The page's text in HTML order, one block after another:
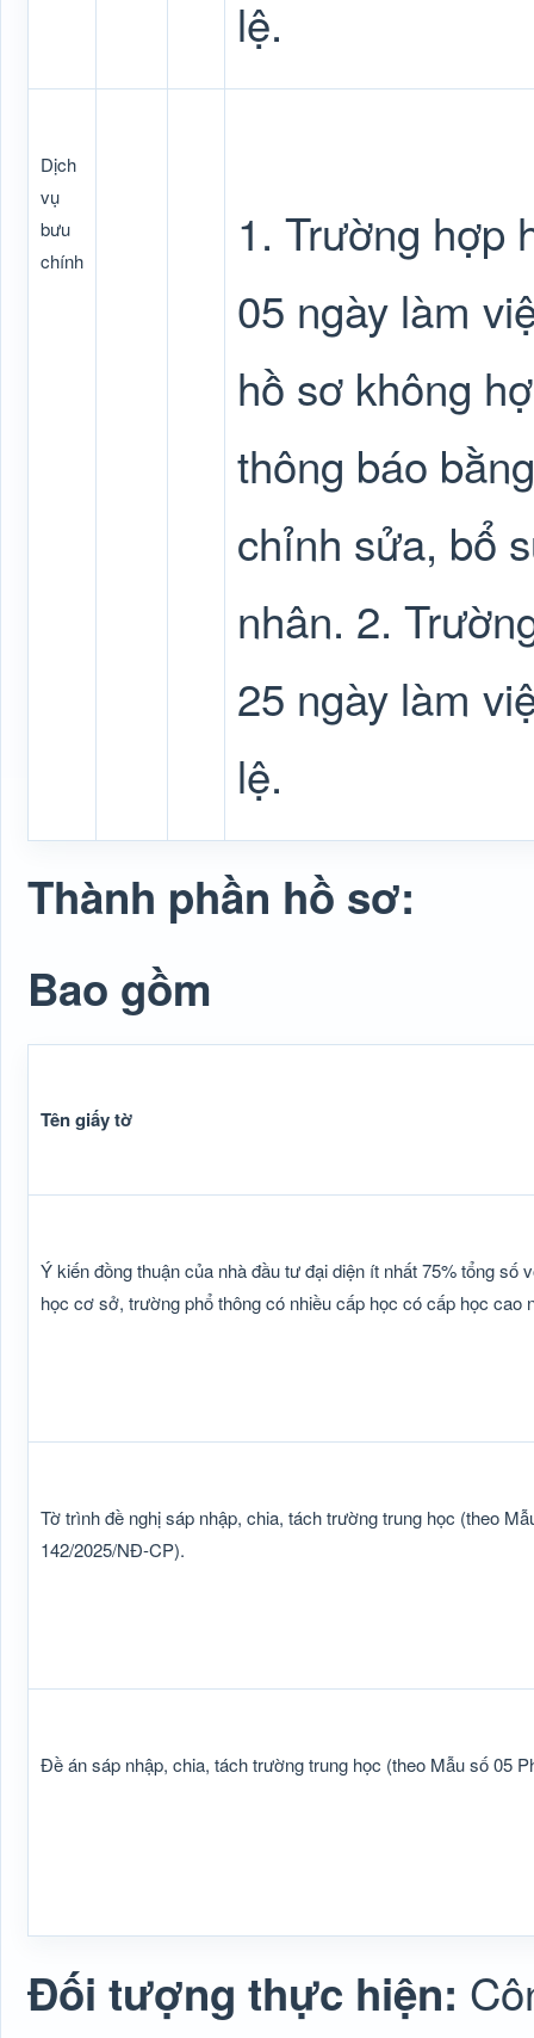
lệ.
Dịch
vụ
bưu
chính
1. Trường hợp
05 ngày làm
hồ sơ không
thông báo
chỉnh sửa, bổ
nhân. 2.
25 ngày làm
lệ.
Thành phần hồ sơ:
Bao gồm
Tên giấy tờ
Ý kiến đồng thuận của nhà đầu tư đại diện ít nhất 75% tổng
học cơ sở, trường phổ thông có nhiều cấp học có cấp học cao
Tờ trình đề nghị sáp nhập, chia, tách trường trung học (theo
142/2025/NĐ-CP).
Đề án sáp nhập, chia, tách trường trung học (theo Mẫu số 05
Đối tượng thực hiện: